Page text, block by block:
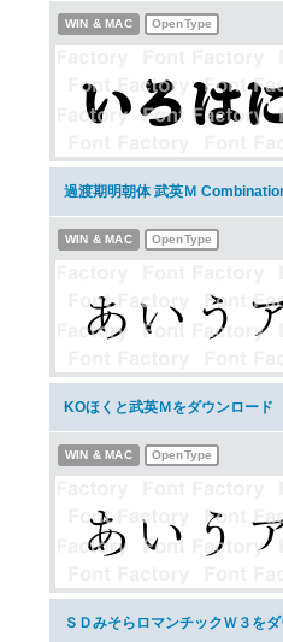
WIN & MAC OpenType
過渡期明朝体 武英Ｍ
WIN & MAC OpenType
KOほくと武英Ｍをダウンロード
WIN & MAC OpenType
ＳＤみそらロマンチックＷ３を